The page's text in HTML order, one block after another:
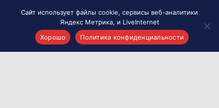
Сайт использует файлы cookie, сервисы веб-аналитики
Яндекс Метрика, и LiveInternet
Хорошо
Политика конфиденциальности